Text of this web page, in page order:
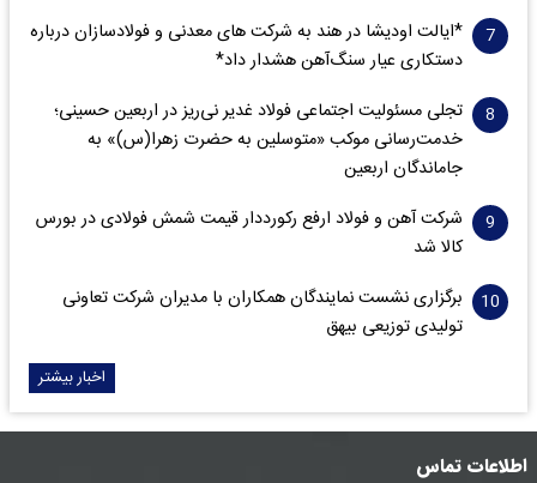
*ایالت اودیشا در هند به شرکت های معدنی و فولادسازان درباره
دستکاری عیار سنگ‌آهن هشدار داد*
تجلی مسئولیت اجتماعی فولاد غدیر نی‌ریز در اربعین حسینی؛
خدمت‌رسانی موکب «متوسلین به حضرت زهرا(س)» به
جاماندگان اربعین
شرکت آهن و فولاد ارفع رکورددار قیمت شمش فولادی در بورس
کالا شد
برگزاری نشست نمایندگان همکاران با مدیران شرکت تعاونی
تولیدی توزیعی بیهق
اخبار بیشتر
اطلاعات تماس